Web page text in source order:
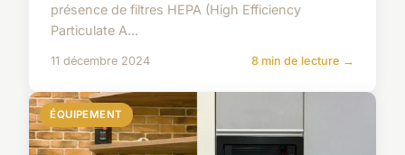
présence de filtres HEPA (High Efficiency
Particulate A...
11 décembre 2024 8 min de lecture →
ÉQUIPEMENT